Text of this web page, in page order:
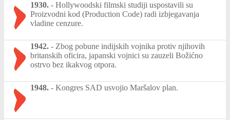
1930. - Hollywoodski filmski studiji uspostavili su
Proizvodni kod (Production Code) radi izbjegavanja
vladine cenzure.
1942. - Zbog pobune indijskih vojnika protiv njihovih
britanskih oficira, japanski vojnici su zauzeli Božićno
ostrvo bez ikakvog otpora.
1948. - Kongres SAD usvojio Maršalov plan.